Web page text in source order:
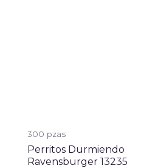
300 pzas
Perritos Durmiendo
Ravensburger 13235